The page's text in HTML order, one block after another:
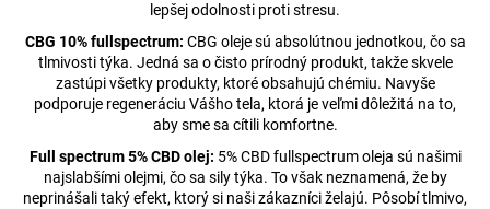
lepšej odolnosti proti stresu.
CBG 10% fullspectrum: CBG oleje sú absolútnou jednotkou, čo sa
tlmivosti týka. Jedná sa o čisto prírodný produkt, takže skvele
zastúpi všetky produkty, ktoré obsahujú chémiu. Navyše
podporuje regeneráciu Vášho tela, ktorá je veľmi dôležitá na to,
aby sme sa cítili komfortne.
Full spectrum 5% CBD olej: 5% CBD fullspectrum oleja sú našimi
najslabšími olejmi, čo sa sily týka. To však neznamená, že by
neprinášali taký efekt, ktorý si naši zákazníci želajú. Pôsobí tlmivo,